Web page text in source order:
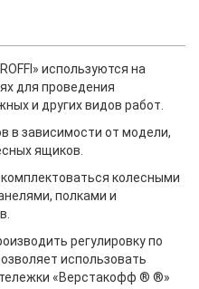
используются на
для проведения
и других видов работ.
в зависимости от модели,
ящиков.
колесными
полками и
регулировку по
использовать
«Верстакофф ® ®»